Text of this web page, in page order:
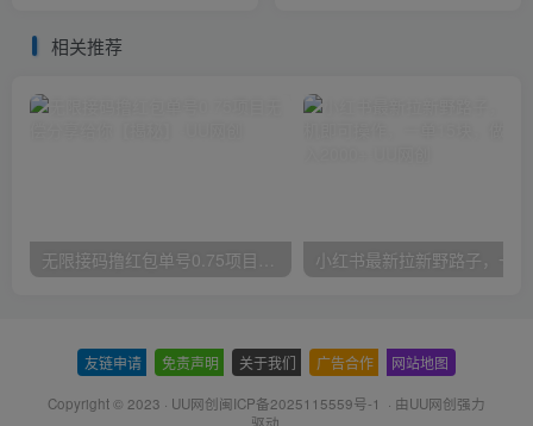
相关推荐
无限接码撸红包单号0.75项目无偿分享给你【揭秘】
友链申请 免责声明 关于我们 广告合作 网站地图
Copyright © 2023 · UU网创闽ICP备2025115559号-1 · 由UU网创强力